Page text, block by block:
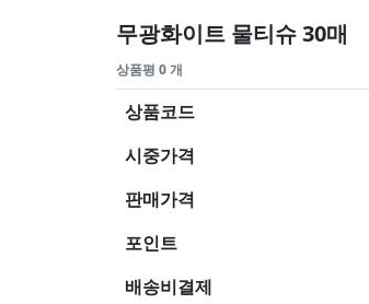
무광화이트 물티슈 30매
상품평 0 개
상품코드
시중가격
판매가격
포인트
배송비결제